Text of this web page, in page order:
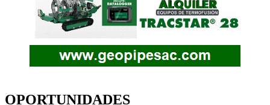
OPORTUNIDADES